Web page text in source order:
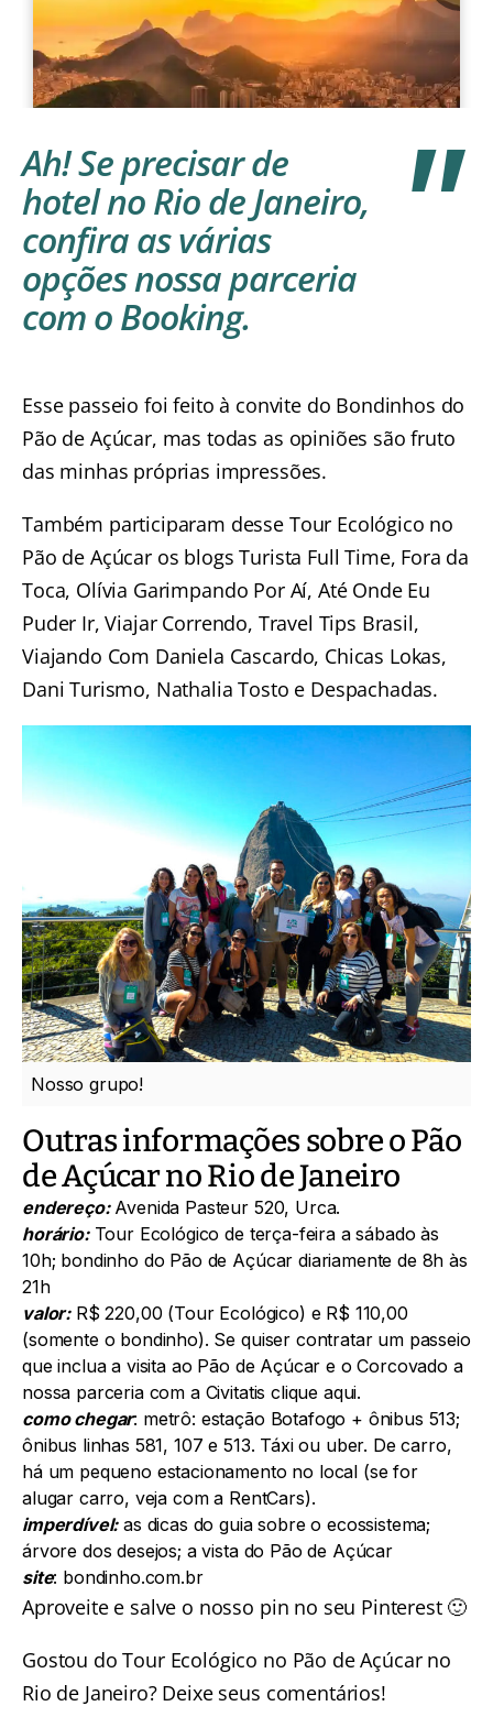
Ah! Se precisar de
hotel no Rio de Janeiro,
confira as várias
opções nossa parceria
com o Booking.
Esse passeio foi feito à convite do Bondinhos do
Pão de Açúcar, mas todas as opiniões são fruto
das minhas próprias impressões.
Também participaram desse Tour Ecológico no
Pão de Açúcar os blogsTurista Full Time, Fora da
Toca, Olívia Garimpando Por Aí, Até Onde Eu
Puder Ir,Viajar Correndo, Travel Tips Brasil,
Viajando Com Daniela Cascardo, Chicas Lokas,
Dani Turismo, Nathalia Tosto e Despachadas.
Nosso grupo!
Outras informações sobre o Pão
de Açúcar no Rio de Janeiro
endereço:Avenida Pasteur 520, Urca.
horário:Tour Ecológico de terça-feira a sábado às
10h; bondinho do Pão de Açúcar diariamente de 8h às
21h
valor:R$ 220,00 (Tour Ecológico) e R$ 110,00
(somente o bondinho). Se quiser contratar um passeio
que inclua a visita ao Pão de Açúcar e o Corcovado a
nossa parceria com a Civitatis clique aqui.
como chegar: metrô: estação Botafogo + ônibus 513;
ônibus linhas 581, 107 e 513. Táxi ou uber. De carro,
há um pequeno estacionamento no local (se for
alugar carro, veja com a RentCars).
imperdível:as dicas do guia sobre o ecossistema;
árvore dos desejos; a vista do Pão de Açúcar
site: bondinho.com.br
Aproveite e salve o nosso pin no seu Pinterest 🙂
Gostou do Tour Ecológico no Pão de Açúcar no
Rio de Janeiro? Deixe seus comentários!